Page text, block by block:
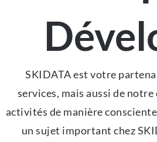
SKIDATA est votre
services, mais aussi de
activités de manière
un sujet important chez